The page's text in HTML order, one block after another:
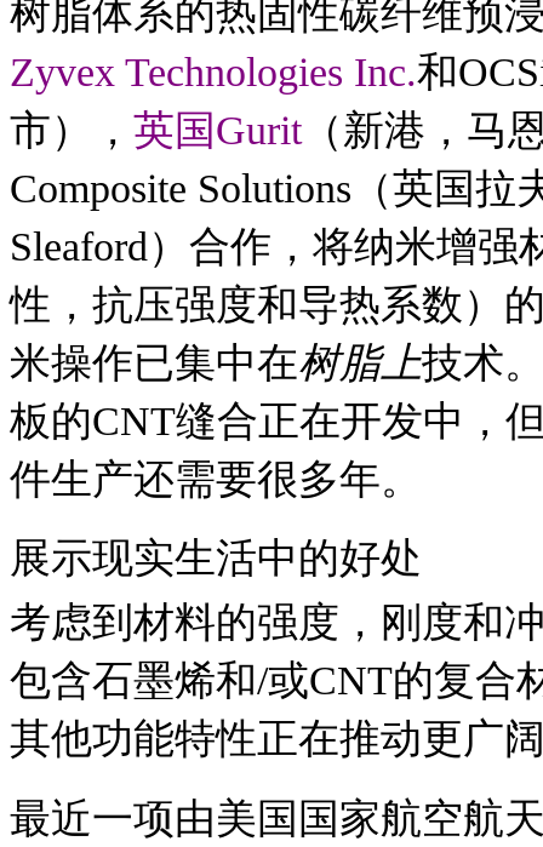
树脂体系的热固性碳纤维预
Zyvex Technologies Inc.和
市）， 英国Gurit（新港，马
Composite Solutions（英国拉
Sleaford）合作，将纳米增
性，抗压强度和导热系数）
米操作已集中在树脂上技术
板的CNT缝合正在开发中，
件生产还需要很多年。
展示现实生活中的好处
考虑到材料的强度，刚度和
包含石墨烯和/或CNT的复合
其他功能特性正在推动更广
最近一项由美国国家航空航